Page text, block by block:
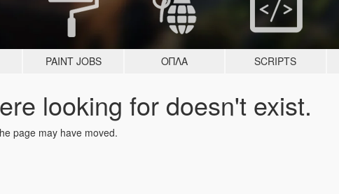
PAINT JOBS ΌΠΛΑ SCRIPTS
looking for doesn't exist.
page may have moved.